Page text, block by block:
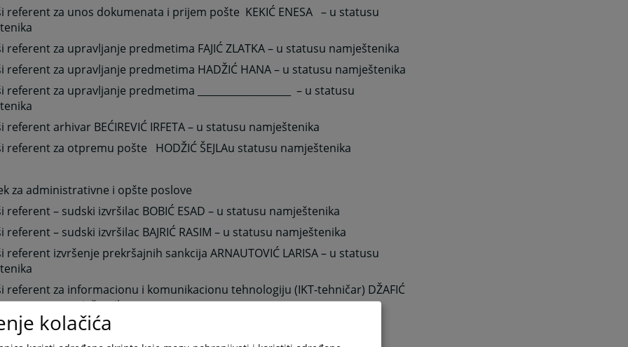
referent za unos dokumenata i prijem pošte KEKIĆ ENESA – u statusu
referent za upravljanje predmetima FAJIĆ ZLATKA – u statusu namještenika
referent za upravljanje predmetima HADŽIĆ HANA – u statusu namještenika
referent za upravljanje predmetima ___________________
– u statusu
referent arhivar BEĆIREVIĆ IRFETA – u statusu namještenika
referent za otpremu pošte HODŽIĆ ŠEJLAu statusu namještenika
za administrativne i opšte poslove
referent – sudski izvršilac BOBIĆ ESAD – u statusu namještenika
referent – sudski izvršilac BAJRIĆ RASIM – u statusu namještenika
referent izvršenje prekršajnih sankcija ARNAUTOVIĆ LARISA – u statusu
referent za informacionu i komunikacionu tehnologiju (IKT-tehničar) DŽAFIĆ
u stutusu namještenika
referent daktilograf AMILA HADŽIPAŠIĆ – u statusu namještenika
kolačića